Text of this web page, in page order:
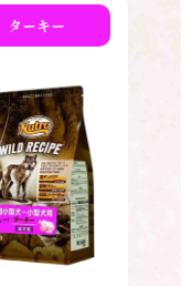
ターキー